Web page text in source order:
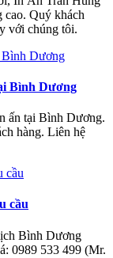
cao. Quý khách
với chúng tôi.
Bình Dương
ấn tại Bình Dương.
hàng. Liên hệ
cầu
Bình Dương
0989 533 499 (Mr.